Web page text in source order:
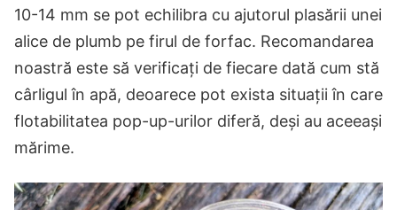
10-14 mm se pot echilibra cu ajutorul plasării unei
alice de plumb pe firul de forfac. Recomandarea
noastră este să verificați de fiecare dată cum stă
cârligul în apă, deoarece pot exista situații în care
flotabilitatea pop-up-urilor diferă, deși au aceeași
mărime.